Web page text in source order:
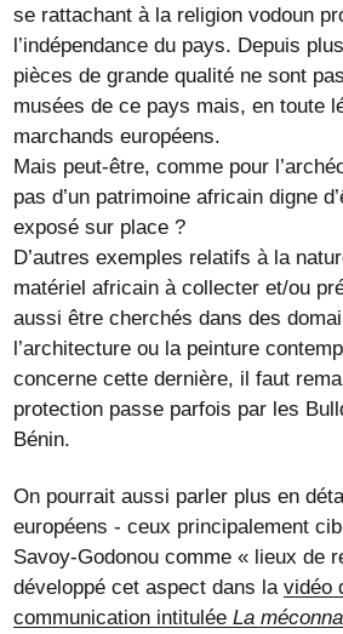
se rattachant à la religion vodoun
l’indépendance du pays. Depuis
pièces de grande qualité ne sont
musées de ce pays mais, en toute
marchands européens.
Mais peut-être, comme pour
pas d’un patrimoine africain digne
exposé sur place ?
D’autres exemples relatifs à la
matériel africain à collecter et/ou
aussi être cherchés dans des
l’architecture ou la peinture
concerne cette dernière, il faut
protection passe parfois par les
Bénin.
On pourrait aussi parler plus en
européens - ceux principalement
Savoy-Godonou comme « lieux de
développé cet aspect dans lavidéo
communication intituléeLa